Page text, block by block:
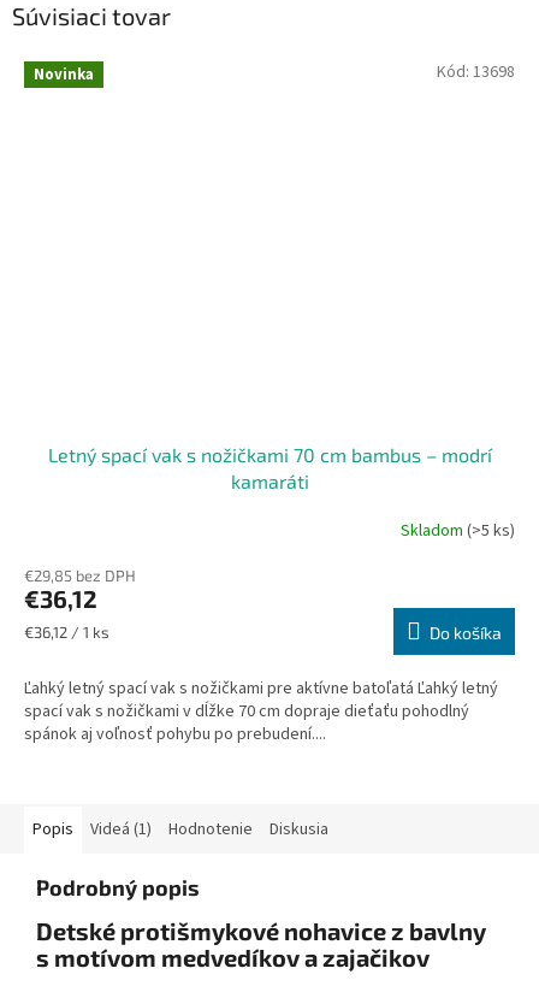
Súvisiaci tovar
Novinka
Letný spací vak s nožičkami 70 cm bambus – modrí
kamaráti
Skladom (>5 ks)
€29,85 bez DPH
€36,12
Jednotková
€36,12 / 1 ks Do košíka
Ľahký letný spací vak s nožičkami pre aktívne batoľatá Ľahký letný
spací vak s nožičkami v dĺžke 70 cm dopraje dieťaťu pohodlný
spánok aj voľnosť pohybu po prebudení....
Kód: 13698
Popis Videá (1) Hodnotenie Diskusia
Podrobný popis
Detské protišmykové nohavice z bavlny
s motívom medvedíkov a zajačikov